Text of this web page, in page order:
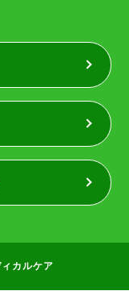
カルケア